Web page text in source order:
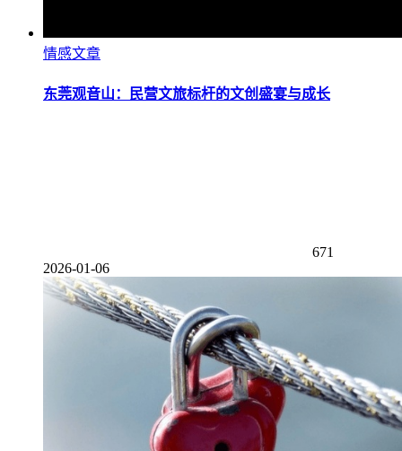
情感文章
东莞观音山：民营文旅标杆的文创盛宴与成长
671
2026-01-06